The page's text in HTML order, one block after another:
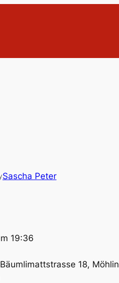
Sascha Peter
19:36
18, Möhlin